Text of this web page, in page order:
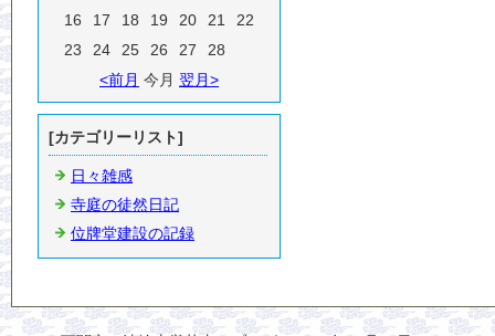
16
17 18 19 20 21
22
23
24 25 26 27
28
<前月 今月 翌月>
[カテゴリーリスト]
日々雑感
寺庭の徒然日記
位牌堂建設の記録